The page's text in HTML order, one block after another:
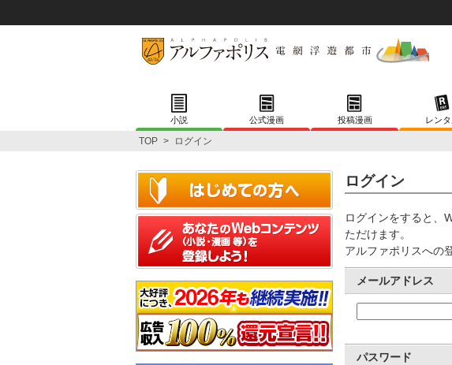
小説 公式漫画 投稿漫画 レン
TOP > ログイン
ログイン
ログインをすると、
ただけます。
アルファポリスへの
メールアドレス
パスワード